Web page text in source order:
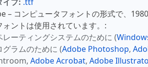
– コンピュータフォントの形式で、
ォントは使用されています。:
レーティングシステムのために (
グラムのために (Adobe Photoshop,
Adobe Acrobat, Adobe